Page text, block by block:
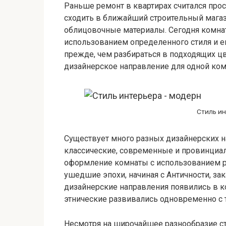
Раньше ремонт в квартирах считался
сходить в ближайший строительный
облицовочные материалы. Сегодня
использованием определенного стиля и
прежде, чем разбираться в подходящих
дизайнерское направление для одной
Стиль
Существует много разных дизайнерских
классические, современные и
оформление комнаты с использованием
ушедшие эпохи, начиная с Античности,
дизайнерские направления появились в
этнические развивались одновременно
Несмотря на широчайшее разнообразие